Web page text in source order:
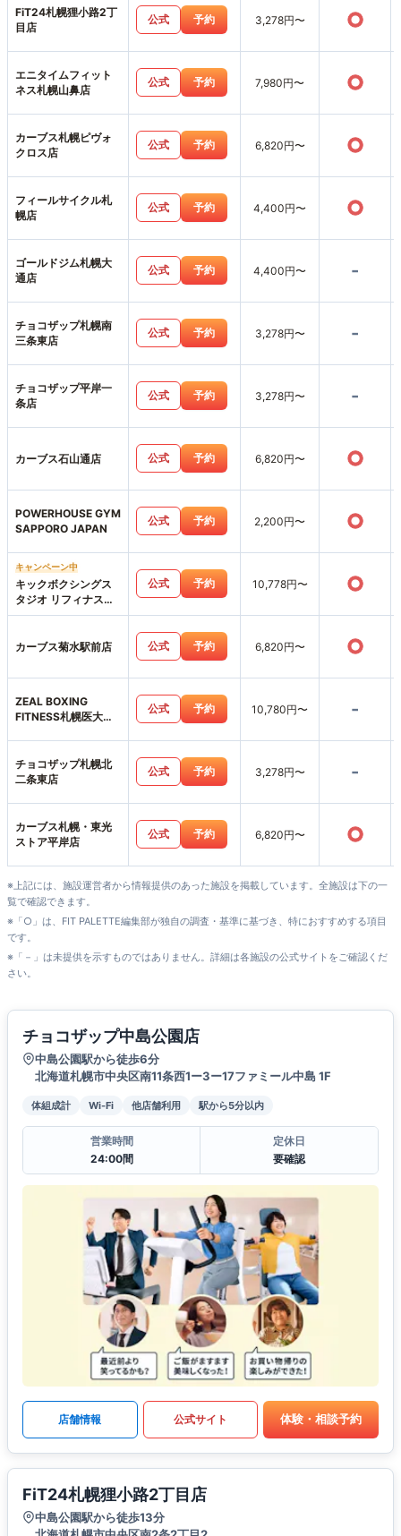
FiT24札幌狸小路2丁
目店
公式 予約 3,278円〜 ○
エニタイムフィット
ネス札幌山鼻店
公式 予約 7,980円〜 ○
カーブス札幌ピヴォ
クロス店
公式 予約 6,820円〜 ○
フィールサイクル札
幌店
公式 予約 4,400円〜 ○
ゴールドジム札幌大
通店
公式 予約 4,400円〜 -
チョコザップ札幌南
三条東店
公式 予約 3,278円〜 -
チョコザップ平岸一
条店
公式 予約 3,278円〜 -
カーブス石山通店 公式 予約 6,820円〜 ○
POWERHOUSE GYM
SAPPORO JAPAN
公式 予約 2,200円〜 ○
キャンペーン中
キックボクシングス
タジオ リフィナス札
幌店
公式 予約 10,778円〜 ○
カーブス菊水駅前店 公式 予約 6,820円〜 ○
ZEAL BOXING
FITNESS札幌医大前
公式 予約 10,780円〜 -
チョコザップ札幌北
二条東店
公式 予約 3,278円〜 -
カーブス札幌・東光
ストア平岸店
公式 予約 6,820円〜 ○
※上記には、施設運営者から情報提供のあった施設を掲載しています。全施設は下の一
覧で確認できます。
※「○」は、FIT PALETTE編集部が独自の調査・基準に基づき、特におすすめする項目
です。
※「－」は未提供を示すものではありません。詳細は各施設の公式サイトをご確認くだ
さい。
チョコザップ中島公園店
中島公園駅から徒歩6分
北海道札幌市中央区南11条西1ー3ー17ファミール中島 1F
体組成計 Wi-Fi 他店舗利用 駅から5分以内
営業時間
24:00間
定休日
要確認
店舗情報 公式サイト 体験・相談予約
FiT24札幌狸小路2丁目店
中島公園駅から徒歩13分